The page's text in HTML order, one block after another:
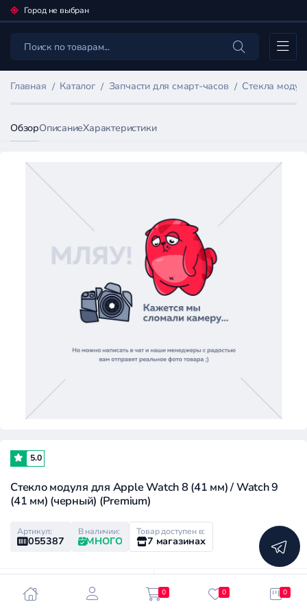
Город не выбран
Каталог
Главная Каталог Запчасти для смарт-часов Стекла
ОбзорОписаниеХарактеристики
5.0
Стекло модуля для Apple Watch 8 (41 мм) / Watch 9
(41 мм) (черный) (Premium)
Артикул:
055387
В наличии:
МНОГО
Товар доступен в:
7 магазинах
440 ₽ 220 ₽
0 0 0